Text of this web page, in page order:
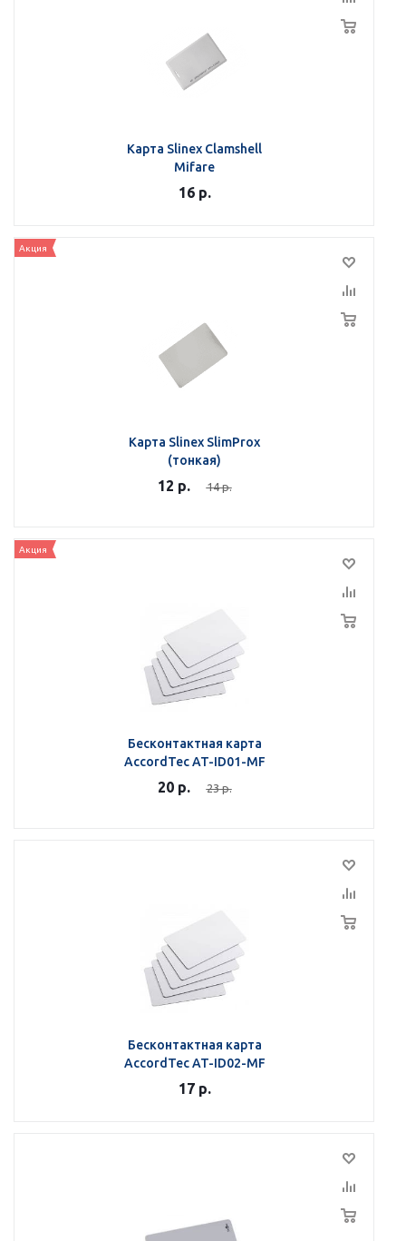
Карта Slinex Clamshell
Mifare
16р.
Акция
Карта Slinex SlimProx
(тонкая)
12 р. 14р.
Акция
Бесконтактная карта
AccordTec AT-ID01-MF
20р. 23р.
Бесконтактная карта
AccordTec AT-ID02-MF
17р.